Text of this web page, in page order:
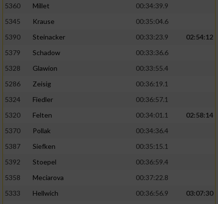
5360
Millet
00:34:39.9
5345
Krause
00:35:04.6
5390
Steinacker 00:33:23.9
02:54:12
5379
Schadow
00:33:36.6
5328
Glawion
00:33:55.4
5286
Zeisig
00:36:19.1
5324
Fiedler
00:36:57.1
5320
Felten 00:34:01.1
02:58:14
5370
Pollak
00:34:36.4
5387
Siefken
00:35:15.1
5392
Stoepel
00:36:59.4
5358
Meciarova
00:37:22.8
5333
Hellwich 00:36:56.9
03:07:30